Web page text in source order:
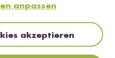
Jasmin Reis
anpassen
akzeptieren